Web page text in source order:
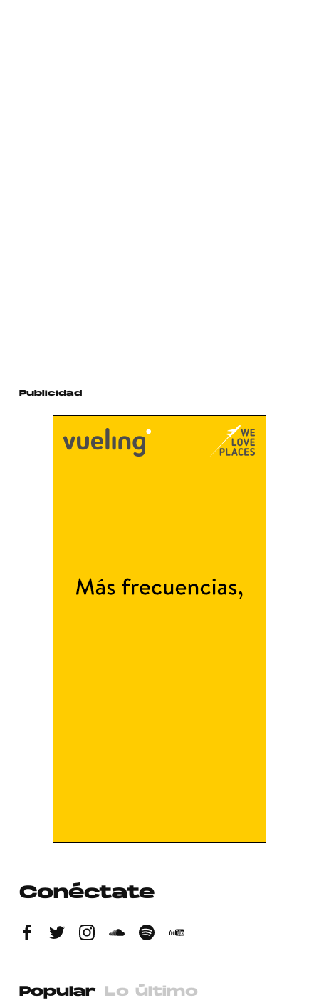
Publicidad
Conéctate
Popular Lo último